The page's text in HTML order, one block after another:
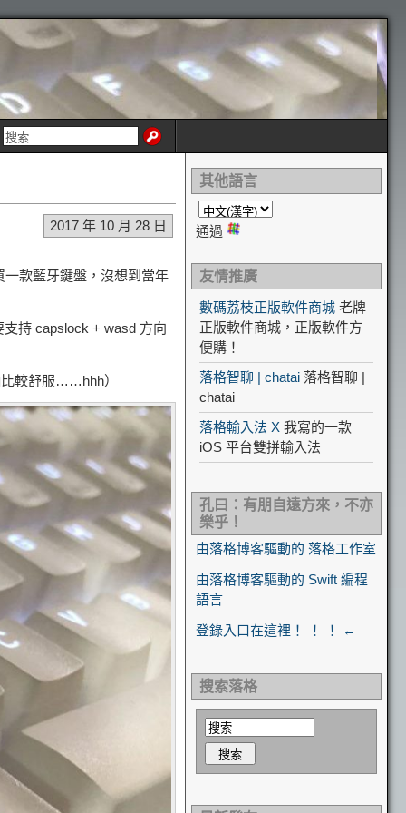
2017 年 10 月 28 日
款藍牙鍵盤，沒想到當年
持 capslock + wasd 方向
較舒服……hhh）
其他語言
通過
友情推廣
數碼荔枝正版軟件商城 老牌
正版軟件商城，正版軟件方
便購！
落格智聊 | chatai 落格智聊 |
chatai
落格輸入法 X 我寫的一款
iOS 平台雙拼輸入法
孔曰：有朋自遠方來，不亦
樂乎！
由落格博客驅動的 落格工作室
由落格博客驅動的 Swift 編程
語言
登錄入口在這裡！ ！ ！ ←
搜索落格